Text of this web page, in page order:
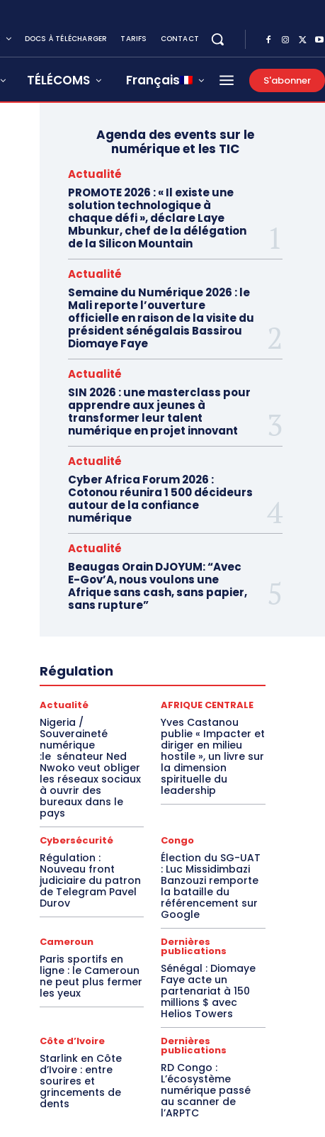
DOCS À TÉLÉCHARGER TARIFS CONTACT
TÉLÉCOMS Français S'abonner
Agenda des events sur le
numérique et les TIC
Actualité
PROMOTE 2026 : « Il existe une
solution technologique à
chaque défi », déclare Laye
Mbunkur, chef de la délégation
de la Silicon Mountain
Actualité
Semaine du Numérique 2026 : le
Mali reporte l’ouverture
officielle en raison de la visite du
président sénégalais Bassirou
Diomaye Faye
Actualité
SIN 2026 : une masterclass pour
apprendre aux jeunes à
transformer leur talent
numérique en projet innovant
Actualité
Cyber Africa Forum 2026 :
Cotonou réunira 1 500 décideurs
autour de la confiance
numérique
Actualité
Beaugas Orain DJOYUM: “Avec
E-Gov’A, nous voulons une
Afrique sans cash, sans papier,
sans rupture”
Régulation
Actualité
Nigeria /
Souveraineté
numérique
:le sénateur Ned
Nwoko veut obliger
les réseaux sociaux
à ouvrir des
bureaux dans le
pays
AFRIQUE CENTRALE
Yves Castanou
publie « Impacter et
diriger en milieu
hostile », un livre sur
la dimension
spirituelle du
leadership
Cybersécurité
Régulation :
Nouveau front
judiciaire du patron
de Telegram Pavel
Durov
Congo
Élection du SG-UAT
: Luc Missidimbazi
Banzouzi remporte
la bataille du
référencement sur
Google
Cameroun
Paris sportifs en
ligne : le Cameroun
ne peut plus fermer
les yeux
Dernières
publications
Sénégal : Diomaye
Faye acte un
partenariat à 150
millions $ avec
Helios Towers
Côte d’Ivoire
Starlink en Côte
d’Ivoire : entre
sourires et
grincements de
dents
Dernières
publications
RD Congo :
L’écosystème
numérique passé
au scanner de
l’ARPTC